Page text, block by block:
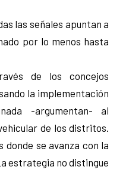
las señales apuntan a
por lo menos hasta
de los concejos
la implementación
-argumentan- al
de los distritos.
donde se avanza con la
estrategia no distingue